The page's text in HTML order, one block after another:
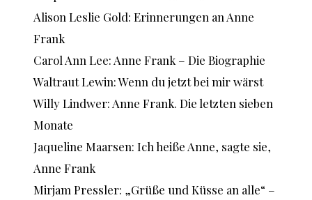
Alison Leslie Gold: Erinnerungen an Anne
Frank
Carol Ann Lee: Anne Frank – Die Biographie
Waltraut Lewin: Wenn du jetzt bei mir wärst
Willy Lindwer: Anne Frank. Die letzten sieben
Monate
Jaqueline Maarsen: Ich heiße Anne, sagte sie,
Anne Frank
Mirjam Pressler: „Grüße und Küsse an alle“ –